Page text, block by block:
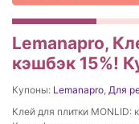
Lemanapro,
кэшбэк 15%!
Купоны: Lemanapro, Для
Клей для плитки MONLID: